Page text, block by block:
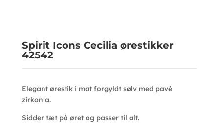
Spirit Icons Cecilia ørestikker
42542
Elegant ørestik i mat forgyldt sølv med pavé
zirkonia.
Sidder tæt på øret og passer til alt.